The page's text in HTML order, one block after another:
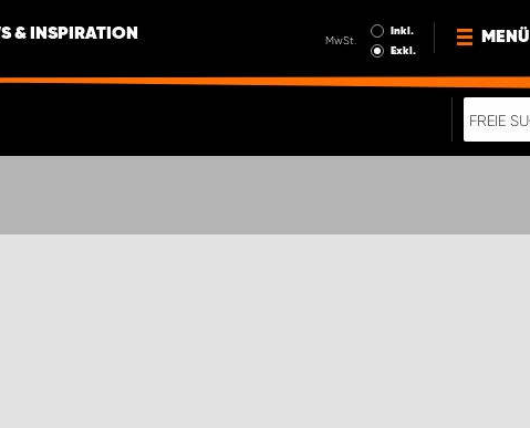
& INSPIRATION MwSt.
Inkl.
Exkl.
MENÜ
NEWS